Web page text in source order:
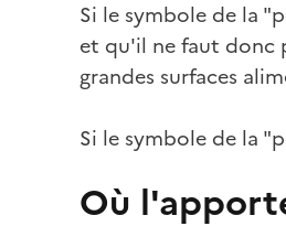
Si le symbole de la
et qu'il ne faut donc
grandes surfaces
Si le symbole de la
Où